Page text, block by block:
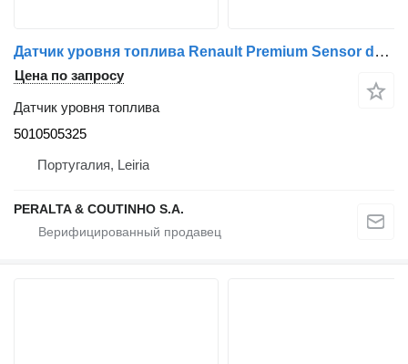
Датчик уровня топлива Renault Premium Sensor de Nível de Combustível 5010505325 для грузовика Renault Magnum
Цена по запросу
Датчик уровня топлива
5010505325
Португалия, Leiria
PERALTA & COUTINHO S.A.